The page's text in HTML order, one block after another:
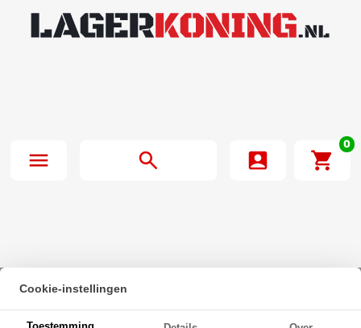
0
Beginpagina· O-Ring 190x3.5mm NBR 70
Cookie-instellingen